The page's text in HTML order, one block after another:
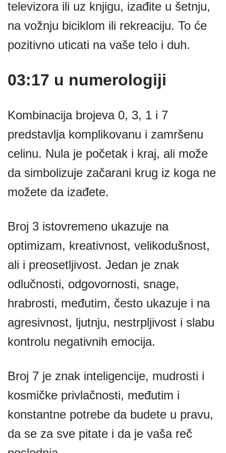
televizora ili uz knjigu, izađite u šetnju,
na vožnju biciklom ili rekreaciju. To će
pozitivno uticati na vaše telo i duh.
03:17 u numerologiji
Kombinacija brojeva 0, 3, 1 i 7
predstavlja komplikovanu i zamršenu
celinu. Nula je početak i kraj, ali može
da simbolizuje začarani krug iz koga ne
možete da izađete.
Broj 3 istovremeno ukazuje na
optimizam, kreativnost, velikodušnost,
ali i preosetljivost. Jedan je znak
odlučnosti, odgovornosti, snage,
hrabrosti, međutim, često ukazuje i na
agresivnost, ljutnju, nestrpljivost i slabu
kontrolu negativnih emocija.
Broj 7 je znak inteligencije, mudrosti i
kosmičke privlačnosti, međutim i
konstantne potrebe da budete u pravu,
da se za sve pitate i da je vaša reč